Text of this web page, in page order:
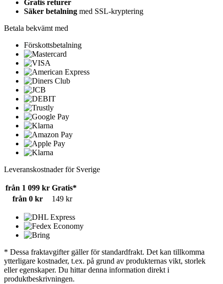
Gratis returer
Säker betalning med SSL-kryptering
Betala bekvämt med
Förskottsbetalning
Leveranskostnader för Sverige
från 1 099 kr Gratis*
från 0 kr
149 kr
* Dessa fraktavgifter gäller för standardfrakt. Det kan tillkomma
ytterligare kostnader, t.ex. på grund av produkternas vikt, storlek
eller egenskaper. Du hittar denna information direkt i
produktbeskrivningen.